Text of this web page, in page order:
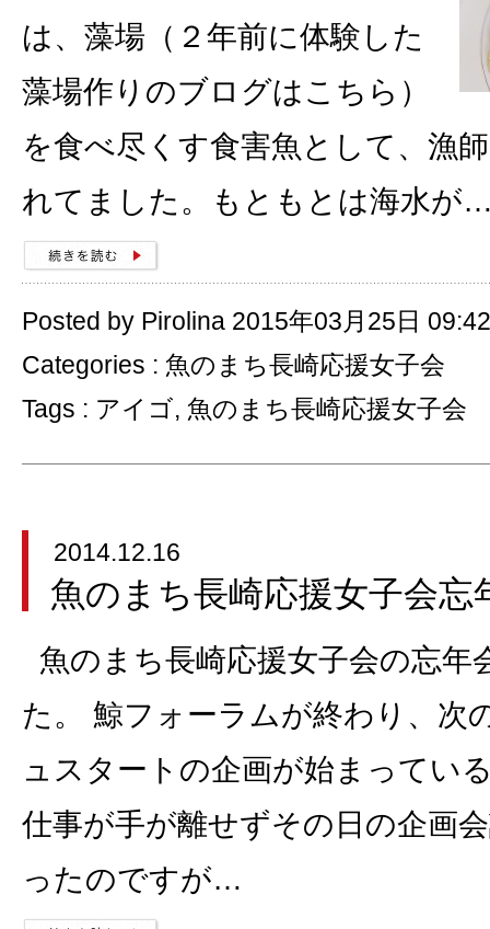
は、藻場（２年前に体験した
藻場作りのブログはこちら）
を食べ尽くす食害魚として、漁
れてました。もともとは海水が
Posted by Pirolina 2015年03月25日 09:42
Categories : 魚のまち長崎応援女子会
Tags : アイゴ, 魚のまち長崎応援女子会
2014.12.16
魚のまち長崎応援女子会忘
魚のまち長崎応援女子会の忘年
た。 鯨フォーラムが終わり、次
ュスタートの企画が始まってい
仕事が手が離せずその日の企画
ったのですが…